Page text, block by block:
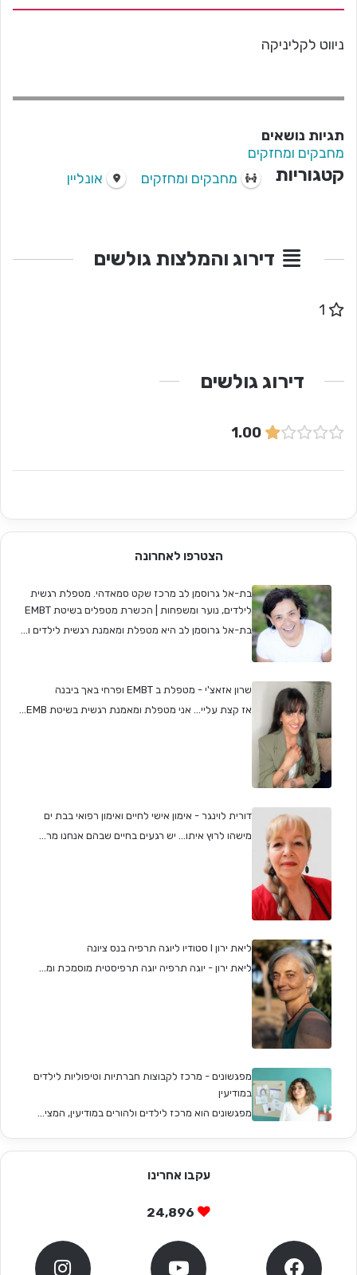
ניווט לקליניקה
תגיות נושאים
מחבקים ומחזקים
קטגוריות מחבקים ומחזקים אונליין
דירוג והמלצות גולשים
דירוג גולשים
1.00
הצטרפו לאחרונה
בת-אל גרוסמן לב מרכז שקט סמאדהי. מטפלת רגשית
לילדים, נוער ומשפחות | הכשרת מטפלים בשיטת EMBT
בת-אל גרוסמן לב היא מטפלת ומאמנת רגשית לילדים ו...
שרון אזאצ'י - מטפלת ב EMBT ופרחי באך ביבנה
אז קצת עליי... אני מטפלת ומאמנת רגשית בשיטת EMB...
דורית לוינגר - אימון אישי לחיים ואימון רפואי בבת ים
מישהו לרוץ איתו... יש רגעים בחיים שבהם אנחנו מר...
ליאת ירון I סטודיו ליוגה תרפיה בנס ציונה
ליאת ירון - יוגה תרפיה יוגה תרפיסטית מוסמכת ומ...
מפגשונים - מרכז לקבוצות חברתיות וטיפוליות לילדים
במודיעין
מפגשונים הוא מרכז לילדים ולהורים במודיעין, המצי...
עקבו אחרינו
24,896